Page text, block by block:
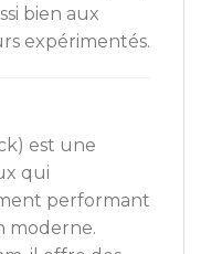
bien aux
expérimentés.
est une
qui
performant
moderne.